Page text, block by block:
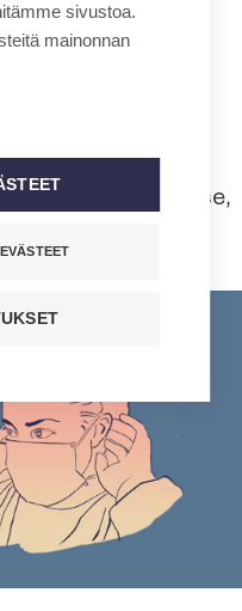
tutkinnon
ja ajankohta,
sekä se,
sivustoa.
mainonnan